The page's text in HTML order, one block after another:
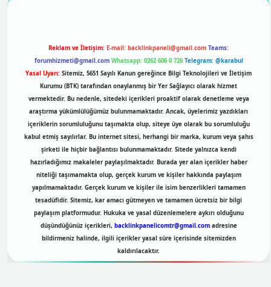
Reklam ve İletişim: E-mail: backlinkpaneli@gmail.com Teams:
forumhizmeti@gmail.com Whatsapp: 0262 606 0 726 Telegram: @karabul
Yasal Uyarı: Sitemiz, 5651 Sayılı Kanun gereğince Bilgi Teknolojileri ve İletişim
Kurumu (BTK) tarafından onaylanmış bir Yer Sağlayıcı olarak hizmet
vermektedir. Bu nedenle, sitedeki içerikleri proaktif olarak denetleme veya
araştırma yükümlülüğümüz bulunmamaktadır. Ancak, üyelerimiz yazdıkları
içeriklerin sorumluluğunu taşımakta olup, siteye üye olarak bu sorumluluğu
kabul etmiş sayılırlar. Bu internet sitesi, herhangi bir marka, kurum veya şahıs
şirketi ile hiçbir bağlantısı bulunmamaktadır. Sitede yalnızca kendi
hazırladığımız makaleler paylaşılmaktadır. Burada yer alan içerikler haber
niteliği taşımamakta olup, gerçek kurum ve kişiler hakkında paylaşım
yapılmamaktadır. Gerçek kurum ve kişiler ile isim benzerlikleri tamamen
tesadüfidir. Sitemiz, kar amacı gütmeyen ve tamamen ücretsiz bir bilgi
paylaşım platformudur. Hukuka ve yasal düzenlemelere aykırı olduğunu
düşündüğünüz içerikleri, backlinkpanelicomtr@gmail.comadresine
bildirmeniz halinde, ilgili içerikler yasal süre içerisinde sitemizden
kaldırılacaktır.